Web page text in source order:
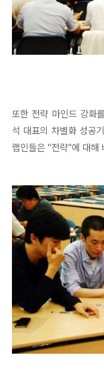
또한 전략 마인드 강화
석 대표의 차별화 성공
랩인들은 "전략"에 대해